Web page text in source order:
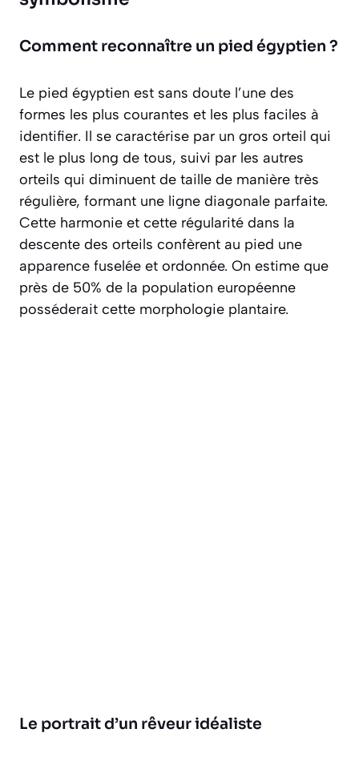
Comment reconnaître un pied égyptien ?
Le pied égyptien est sans doute l’une des
formes les plus courantes et les plus faciles à
identifier. Il se caractérise par un gros orteil qui
est le plus long de tous, suivi par les autres
orteils qui diminuent de taille de manière très
régulière, formant une ligne diagonale parfaite.
Cette harmonie et cette régularité dans la
descente des orteils confèrent au pied une
apparence fuselée et ordonnée. On estime que
près de 50% de la population européenne
posséderait cette morphologie plantaire.
Le portrait d’un rêveur idéaliste